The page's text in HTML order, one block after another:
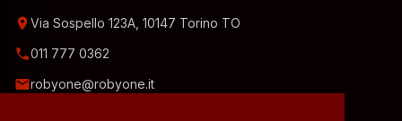
location_onVia Sospello 123A, 10147 Torino TO
phone011 777 0362
emailrobyone@robyone.it